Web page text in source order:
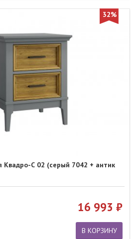
32%
Квадро-С 02 (серый 7042 + антик
16 993
В КОРЗИНУ